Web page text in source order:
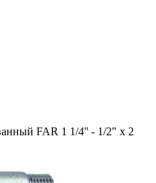
FAR 1 1/4'' - 1/2" х 2